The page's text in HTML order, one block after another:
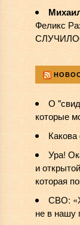
Феликс
О
которые
Ура!
и
которая
СВО:
не в нашу